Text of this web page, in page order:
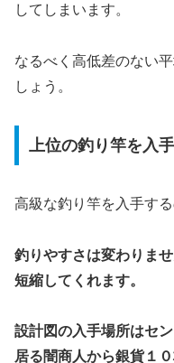
してしまいます。
なるべく高低差のない
しょう。
上位の釣り竿を入手
高級な釣り竿を入手する
釣りやすさは変わりま
短縮してくれます。
設計図の入手場所はセ
居る闇商人から銀貨１０